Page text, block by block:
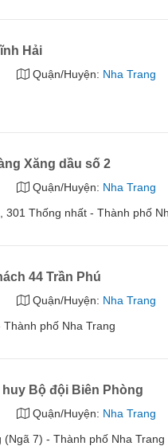
Hải
Quận/Huyện: Nha Trang
Xăng dầu số 2
Quận/Huyện: Nha Trang
301 Thống nhất - Thành phố
44 Trần Phú
Quận/Huyện: Nha Trang
phố Nha Trang
Bộ đội Biên Phòng
Quận/Huyện: Nha Trang
7) - Thành phố Nha Trang